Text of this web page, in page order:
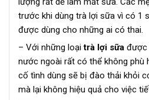
trước khi dùng trà lợi sữa vì có 1
được dùng cho những ai có thai.
– Với những loạitrà lợi sữa được
nước ngoài rất có thể không phù
cố tình dùng sẽ bị đào thải khỏi
mà lại không hiệu quả cho việc